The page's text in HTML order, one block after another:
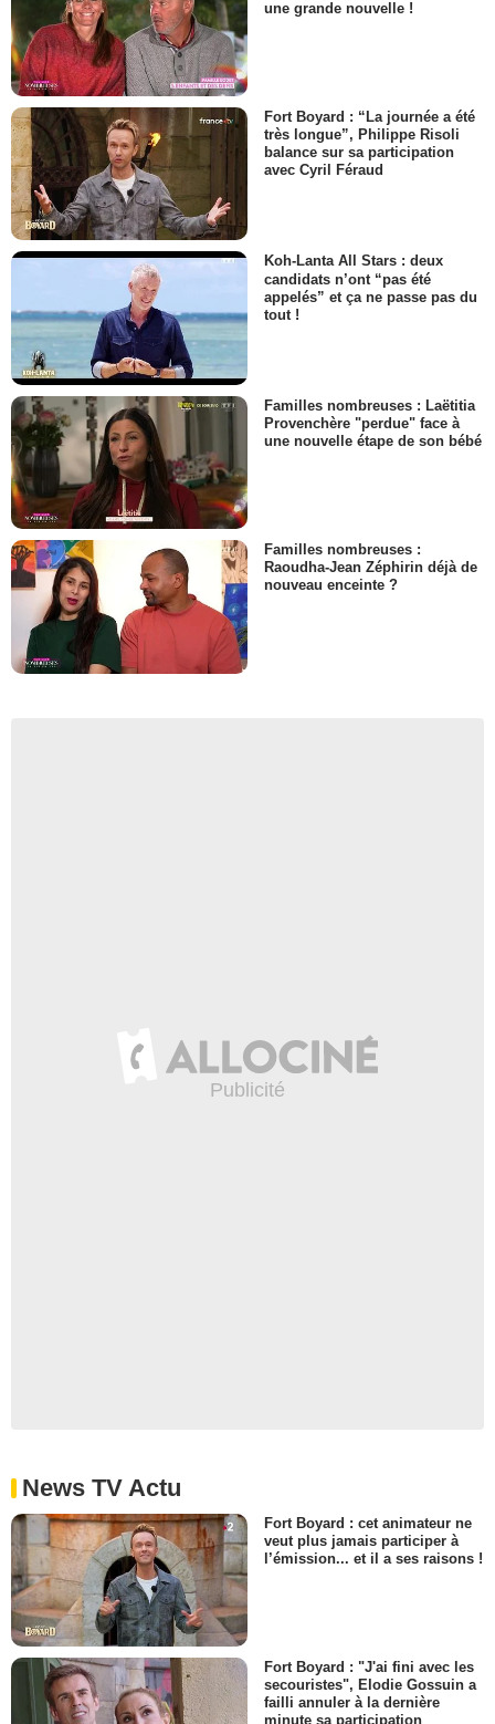
une grande nouvelle !
Fort Boyard : “La journée a été
très longue”, Philippe Risoli
balance sur sa participation
avec Cyril Féraud
Koh-Lanta All Stars : deux
candidats n’ont “pas été
appelés” et ça ne passe pas du
tout !
Familles nombreuses : Laëtitia
Provenchère "perdue" face à
une nouvelle étape de son bébé
Familles nombreuses :
Raoudha-Jean Zéphirin déjà de
nouveau enceinte ?
News TV Actu
Fort Boyard : cet animateur ne
veut plus jamais participer à
l’émission... et il a ses raisons !
Fort Boyard : "J'ai fini avec les
secouristes", Elodie Gossuin a
failli annuler à la dernière
minute sa participation